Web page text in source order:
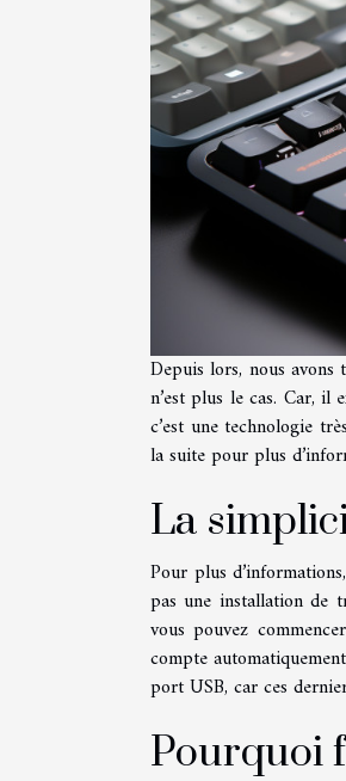
Depuis lors, nous avons
n’est plus le cas. Car, il
c’est une technologie
la suite pour plus
La
Pour plus
pas une installation de
vous pouvez
compte
port USB, car ces
Pourquoi